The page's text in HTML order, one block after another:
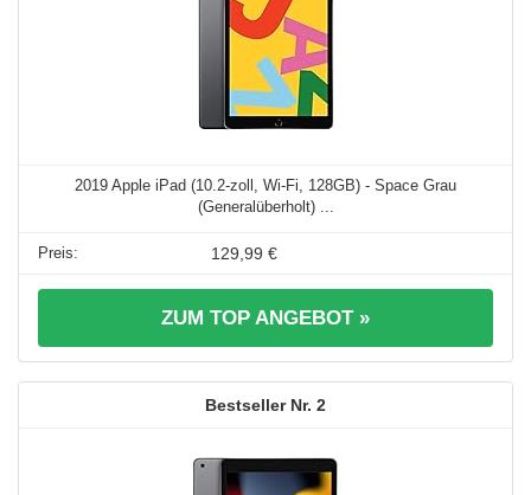
2019 Apple iPad (10.2-zoll, Wi-Fi, 128GB) - Space Grau
(Generalüberholt) ...
129,99 €
ZUM TOP ANGEBOT »
2